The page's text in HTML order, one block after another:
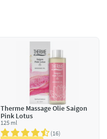
Therme Massage Olie Saigon
Pink Lotus
125 ml
16